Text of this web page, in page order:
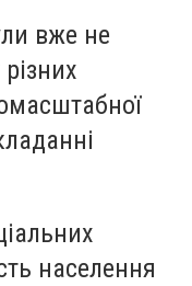
вже не
населення